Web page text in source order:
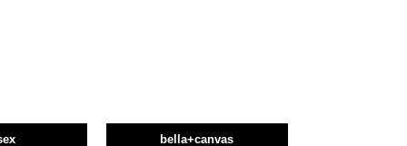
bella+canvas